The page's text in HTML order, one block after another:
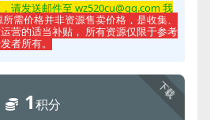
请发送邮件至 wz520cu@qq.com 我
所需价格并非资源售卖价格，是收集、
营的适当补贴， 所有资源仅限于参考
者所有。
下载
1积分